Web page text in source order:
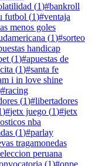
(1)#bankroll
futbol (1)#ventaja
menos goles
(1)#sorteo
handicap
(1)#apuestas de
(1)#santa fe
i in love shine
#racing
(1)#libertadores
)#jetx juego (1)#jetx
nba
(1)#parlay
tragamonedas
peruana